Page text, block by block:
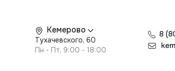
Кемерово
Тухачевского, 60
Пн - Пт, 9:00 - 18:00
8